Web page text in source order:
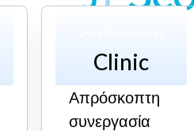
Clinic
Απρόσκοπτη
συνεργασία